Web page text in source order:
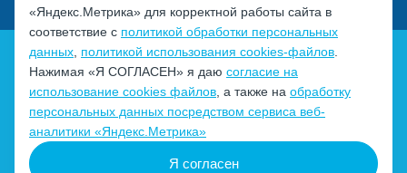
Политика обработки персональных данных
Согласие на обработку персональных данных
«Яндекс.Метрика» для корректной работы сайта в
соответствие с политикой обработки персональных
данных политикой использования cookies-файлов
Нажимая «Я СОГЛАСЕН» я даю согласие на
использование cookies файлов , а также на обработку
персональных данных посредством сервиса веб-
аналитики «Яндекс.Метрика»
Я согласен